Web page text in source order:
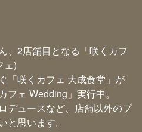
、2店舗目となる「咲くカフ
ェ)
「咲くカフェ 大成食堂」が
フェ Wedding」実行中。
デュースなど、店舗以外のプ
と思います。